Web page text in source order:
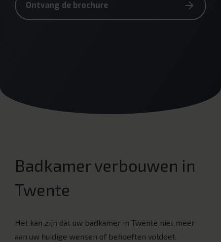
Ontvang de brochure
Badkamer verbouwen in
Twente
Het kan zijn dat uw badkamer in Twente niet meer
aan uw huidige wensen of behoeften voldoet.